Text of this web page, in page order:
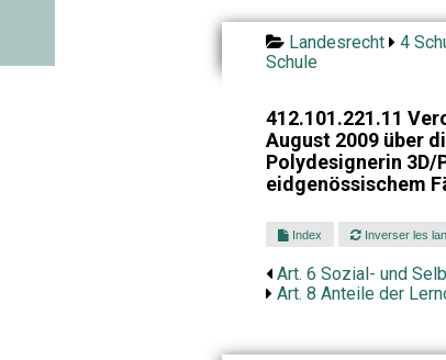
Landesrecht 4
Schule
412.101.221.11
August 2009 über
Polydesignerin 3D/
eidgenössischem
Index Inverser les
Art. 6 Sozial- und
Art. 8 Anteile der